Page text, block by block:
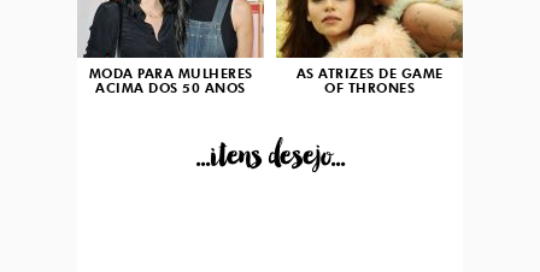
MODA PARA MULHERES
ACIMA DOS 50 ANOS
AS ATRIZES DE GAME
OF THRONES
...itens desejo...